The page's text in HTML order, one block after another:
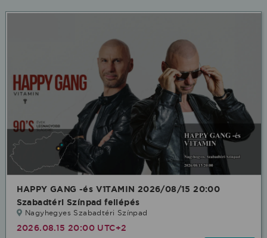
HAPPY GANG -és V1TAMIN 2026/08/15 20:00
Szabadtéri Színpad fellépés
Nagyhegyes Szabadtéri Színpad
2026.08.15 20:00 UTC+2